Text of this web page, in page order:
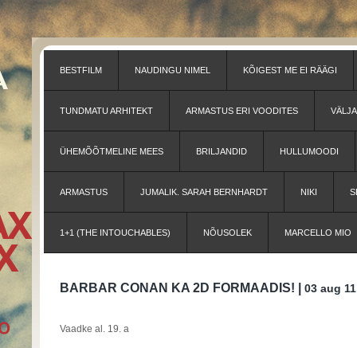
BESTFILM NAUDINGU NIMEL KÕIGEST ME EI RÄÄGI
TUNDMATU ARHITEKT ARMASTUS ERI VOODITES
ÜHEMÕÕTMELINE MEES BRILJANDID HULLUMOODI
ARMASTUS JUMALIK. SARAH BERNHARDT NIKI
1+1 (THE INTOUCHABLES) NÕUSOLEK MARCELLO MIO
BARBAR CONAN KA 2D FORMAADIS! | 03 aug
Vaadke al. 19. a